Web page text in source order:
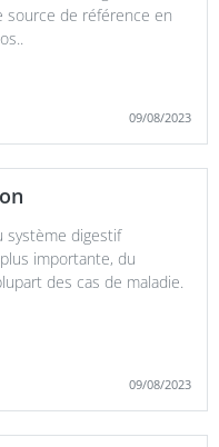
source de référence en
09/08/2023
système digestif
importante, du
des cas de maladie.
09/08/2023